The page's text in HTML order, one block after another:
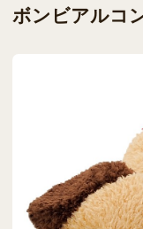
ボンビアルコ